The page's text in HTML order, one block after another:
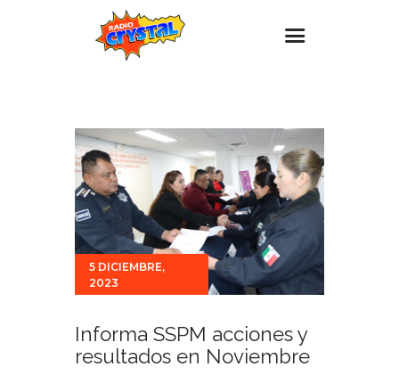
Estaciones
Eventos
Promociones
Noticias
Para ti
Contacto
5 DICIEMBRE,
2023
Informa SSPM acciones y
resultados en Noviembre